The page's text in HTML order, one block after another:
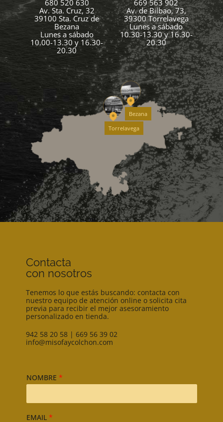
Torrelavega
Bezana
680 520 630
Av. Sta. Cruz, 32
39100 Sta. Cruz de
Bezana
Lunes a sábado
10.00-13.30 y 16.30-
20.30
669 563 902
Av. de Bilbao, 73,
39300 Torrelavega
Lunes a sábado
10.30-13.30 y 16.30-
20.30
Contacta
con nosotros
Tenemos lo que estás buscando: contacta con
nuestro equipo de atención online o solicita cita
previa para recibir el mejor asesoramiento
personalizado en tienda.
942 58 20 58| 669 56 39 02
info@misofaycolchon.com
NOMBRE *
EMAIL *